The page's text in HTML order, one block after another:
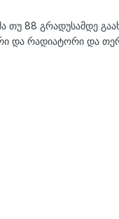
88 გრადუსამდე
რადიატორი და